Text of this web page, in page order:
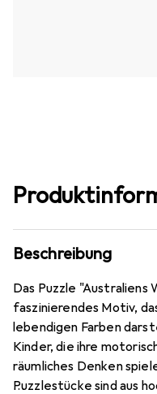
Beschreibung
Das Puzzle "Australiens
faszinierendes Motiv,
lebendigen Farben
Kinder, die ihre
räumliches Denken
Puzzlestücke sind aus